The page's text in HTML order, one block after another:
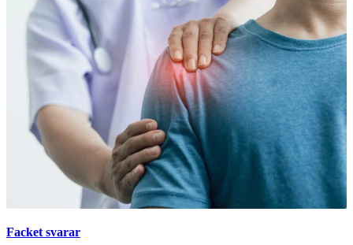
Facket svarar